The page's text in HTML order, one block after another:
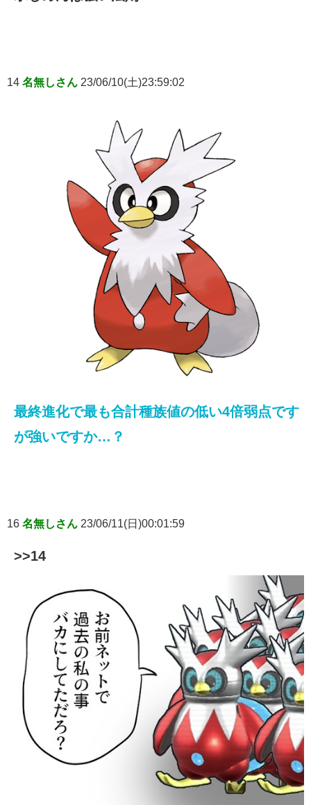
14 名無しさん 23/06/10(土)23:59:02
最終進化で最も合計種族値の低い4倍弱点です
が強いですか…？
16 名無しさん 23/06/11(日)00:01:59
>>14